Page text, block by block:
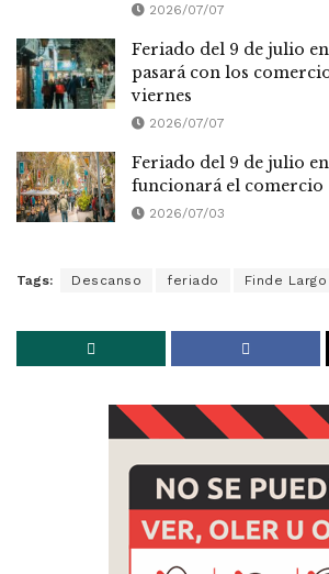
2026/07/07
Feriado del 9 de julio en
pasará con los
viernes
2026/07/07
Feriado del 9 de julio
funcionará el comercio
2026/07/03
Tags: Descanso feriado Finde Largo